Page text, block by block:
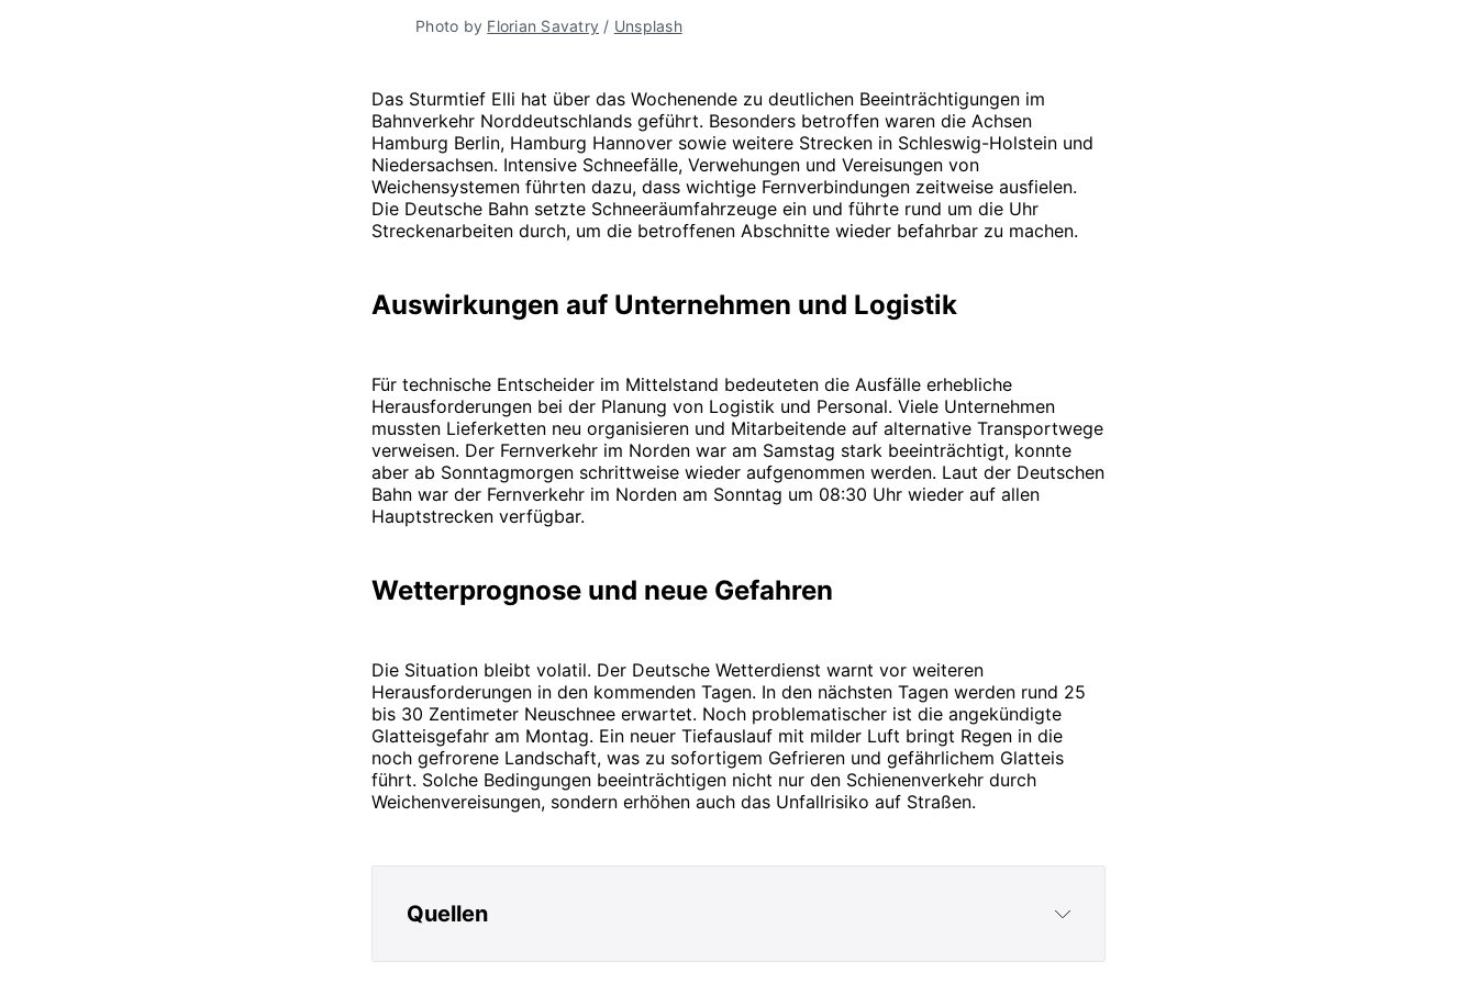
Photo by Florian Savatry / Unsplash
Das Sturmtief Elli hat über das Wochenende zu deutlichen Beeinträchtigungen im
Bahnverkehr Norddeutschlands geführt. Besonders betroffen waren die Achsen
Hamburg Berlin, Hamburg Hannover sowie weitere Strecken in Schleswig-Holstein und
Niedersachsen. Intensive Schneefälle, Verwehungen und Vereisungen von
Weichensystemen führten dazu, dass wichtige Fernverbindungen zeitweise ausfielen.
Die Deutsche Bahn setzte Schneeräumfahrzeuge ein und führte rund um die Uhr
Streckenarbeiten durch, um die betroffenen Abschnitte wieder befahrbar zu machen.
Auswirkungen auf Unternehmen und Logistik
Für technische Entscheider im Mittelstand bedeuteten die Ausfälle erhebliche
Herausforderungen bei der Planung von Logistik und Personal. Viele Unternehmen
mussten Lieferketten neu organisieren und Mitarbeitende auf alternative Transportwege
verweisen. Der Fernverkehr im Norden war am Samstag stark beeinträchtigt, konnte
aber ab Sonntagmorgen schrittweise wieder aufgenommen werden. Laut der Deutschen
Bahn war der Fernverkehr im Norden am Sonntag um 08:30 Uhr wieder auf allen
Hauptstrecken verfügbar.
Wetterprognose und neue Gefahren
Die Situation bleibt volatil. Der Deutsche Wetterdienst warnt vor weiteren
Herausforderungen in den kommenden Tagen. In den nächsten Tagen werden rund 25
bis 30 Zentimeter Neuschnee erwartet. Noch problematischer ist die angekündigte
Glatteisgefahr am Montag. Ein neuer Tiefauslauf mit milder Luft bringt Regen in die
noch gefrorene Landschaft, was zu sofortigem Gefrieren und gefährlichem Glatteis
führt. Solche Bedingungen beeinträchtigen nicht nur den Schienenverkehr durch
Weichenvereisungen, sondern erhöhen auch das Unfallrisiko auf Straßen.
Quellen
https://www.tagesschau.de (Video vom 10. Januar 2026 zu Sturmtief "Elli")